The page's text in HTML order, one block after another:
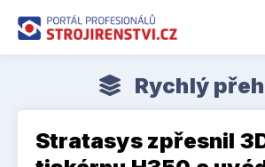
Rychlý
Stratasys zpřesnil